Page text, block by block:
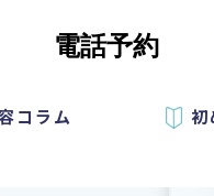
電話予約
コラム